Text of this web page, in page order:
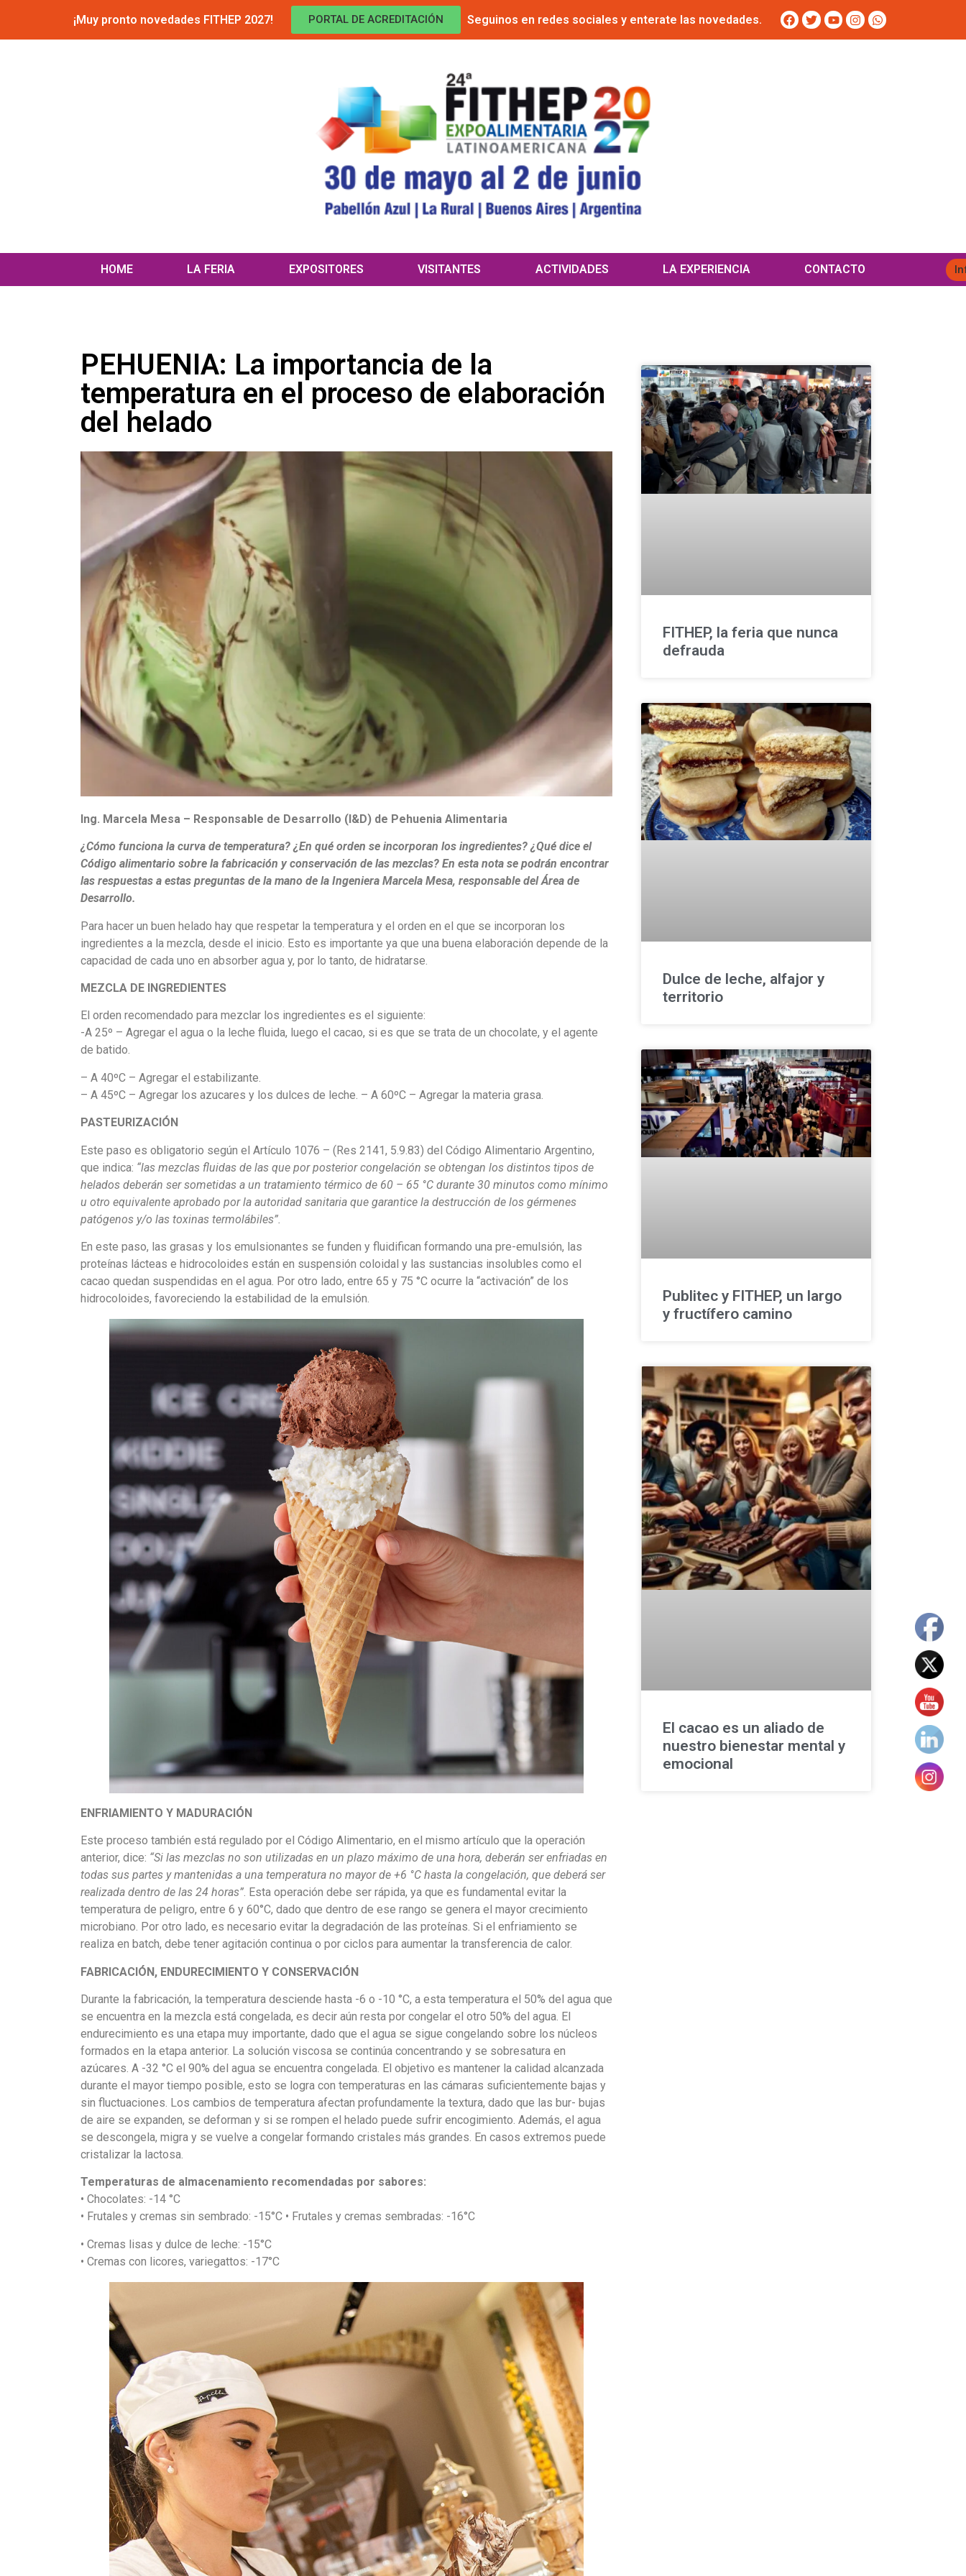
Seguinos en redes sociales y enterate las novedades.
PORTAL DE ACREDITACIÓN
¡Muy pronto novedades FITHEP 2027!
HOME LA FERIA EXPOSITORES VISITANTES ACTIVIDADES LA EXPERIENCIA CONTACTO
PEHUENIA: La importancia de la
temperatura en el proceso de elaboración
del helado
Ing. Marcela Mesa – Responsable de Desarrollo (I&D) de Pehuenia Alimentaria
¿Cómo funciona la curva de temperatura? ¿En qué orden se incorporan los ingredientes? ¿Qué dice el
Código alimentario sobre la fabricación y conservación de las mezclas? En esta nota se podrán encontrar
las respuestas a estas preguntas de la mano de la Ingeniera Marcela Mesa, responsable del Área de
Desarrollo.
Para hacer un buen helado hay que respetar la temperatura y el orden en el que se incorporan los
ingredientes a la mezcla, desde el inicio. Esto es importante ya que una buena elaboración depende de la
capacidad de cada uno en absorber agua y, por lo tanto, de hidratarse.
MEZCLA DE INGREDIENTES
El orden recomendado para mezclar los ingredientes es el siguiente:
-A 25º – Agregar el agua o la leche fluida, luego el cacao, si es que se trata de un chocolate, y el agente
de batido.
– A 40ºC – Agregar el estabilizante.
– A 45ºC – Agregar los azucares y los dulces de leche. – A 60ºC – Agregar la materia grasa.
PASTEURIZACIÓN
Este paso es obligatorio según el Artículo 1076 – (Res 2141, 5.9.83) del Código Alimentario Argentino,
que indica: “las mezclas fluidas de las que por posterior congelación se obtengan los distintos tipos de
helados deberán ser sometidas a un tratamiento térmico de 60 – 65 °C durante 30 minutos como mínimo
u otro equivalente aprobado por la autoridad sanitaria que garantice la destrucción de los gérmenes
patógenos y/o las toxinas termolábiles”.
En este paso, las grasas y los emulsionantes se funden y fluidifican formando una pre-emulsión, las
proteínas lácteas e hidrocoloides están en suspensión coloidal y las sustancias insolubles como el
cacao quedan suspendidas en el agua. Por otro lado, entre 65 y 75 °C ocurre la “activación” de los
hidrocoloides, favoreciendo la estabilidad de la emulsión.
ENFRIAMIENTO Y MADURACIÓN
Este proceso también está regulado por el Código Alimentario, en el mismo artículo que la operación
anterior, dice: “Si las mezclas no son utilizadas en un plazo máximo de una hora, deberán ser enfriadas en
todas sus partes y mantenidas a una temperatura no mayor de +6 °C hasta la congelación, que deberá ser
realizada dentro de las 24 horas”. Esta operación debe ser rápida, ya que es fundamental evitar la
temperatura de peligro, entre 6 y 60°C, dado que dentro de ese rango se genera el mayor crecimiento
microbiano. Por otro lado, es necesario evitar la degradación de las proteínas. Si el enfriamiento se
realiza en batch, debe tener agitación continua o por ciclos para aumentar la transferencia de calor.
FABRICACIÓN, ENDURECIMIENTO Y CONSERVACIÓN
Durante la fabricación, la temperatura desciende hasta -6 o -10 °C, a esta temperatura el 50% del agua que
se encuentra en la mezcla está congelada, es decir aún resta por congelar el otro 50% del agua. El
endurecimiento es una etapa muy importante, dado que el agua se sigue congelando sobre los núcleos
formados en la etapa anterior. La solución viscosa se continúa concentrando y se sobresatura en
azúcares. A -32 °C el 90% del agua se encuentra congelada. El objetivo es mantener la calidad alcanzada
durante el mayor tiempo posible, esto se logra con temperaturas en las cámaras suficientemente bajas y
sin fluctuaciones. Los cambios de temperatura afectan profundamente la textura, dado que las bur- bujas
de aire se expanden, se deforman y si se rompen el helado puede sufrir encogimiento. Además, el agua
se descongela, migra y se vuelve a congelar formando cristales más grandes. En casos extremos puede
cristalizar la lactosa.
Temperaturas de almacenamiento recomendadas por sabores:
• Chocolates: -14 °C
• Frutales y cremas sin sembrado: -15°C • Frutales y cremas sembradas: -16°C
• Cremas lisas y dulce de leche: -15°C
• Cremas con licores, variegattos: -17°C
FITHEP, la feria que nunca
defrauda
Dulce de leche, alfajor y
territorio
Publitec y FITHEP, un largo
y fructífero camino
El cacao es un aliado de
nuestro bienestar mental y
emocional